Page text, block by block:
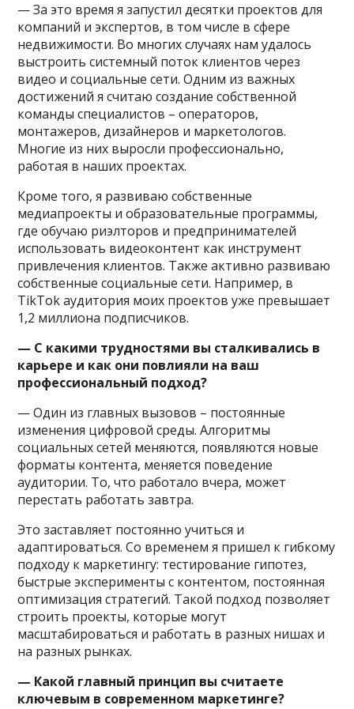
— За это время я запустил десятки проектов для
компаний и экспертов, в том числе в сфере
недвижимости. Во многих случаях нам удалось
выстроить системный поток клиентов через
видео и социальные сети. Одним из важных
достижений я считаю создание собственной
команды специалистов – операторов,
монтажеров, дизайнеров и маркетологов.
Многие из них выросли профессионально,
работая в наших проектах.
Кроме того, я развиваю собственные
медиапроекты и образовательные программы,
где обучаю риэлторов и предпринимателей
использовать видеоконтент как инструмент
привлечения клиентов. Также активно развиваю
собственные социальные сети. Например, в
TikTok аудитория моих проектов уже превышает
1,2 миллиона подписчиков.
— С какими трудностями вы сталкивались в
карьере и как они повлияли на ваш
профессиональный подход?
— Один из главных вызовов – постоянные
изменения цифровой среды. Алгоритмы
социальных сетей меняются, появляются новые
форматы контента, меняется поведение
аудитории. То, что работало вчера, может
перестать работать завтра.
Это заставляет постоянно учиться и
адаптироваться. Со временем я пришел к гибкому
подходу к маркетингу: тестирование гипотез,
быстрые эксперименты с контентом, постоянная
оптимизация стратегий. Такой подход позволяет
строить проекты, которые могут
масштабироваться и работать в разных нишах и
на разных рынках.
— Какой главный принцип вы считаете
ключевым в современном маркетинге?